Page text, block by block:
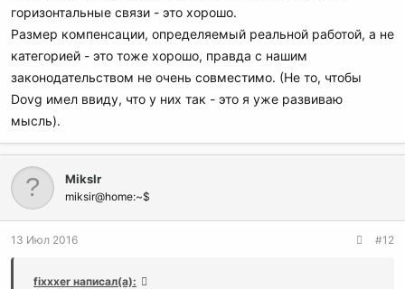
горизонтальные связи - это хорошо.
Размер компенсации, определяемый реальной работой, а не
категорией - это тоже хорошо, правда с нашим
законодательством не очень совместимо. (Не то, чтобы
Dovg имел ввиду, что у них так - это я уже развиваю
мысль).
MiksIr
miksir@home:~$
13 Июл 2016 #12
fixxxer написал(а):